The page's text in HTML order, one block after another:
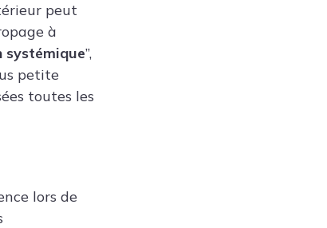
peut
à
systémique”,
petite
toutes les
lors de